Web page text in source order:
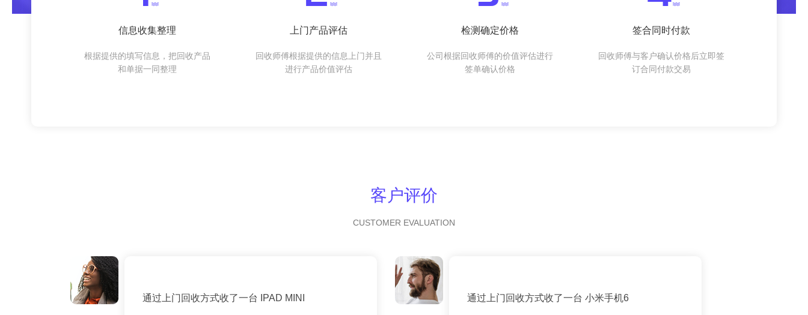
信息收集整理
根据提供的填写信息，把回收产品
和单据一同整理
上门产品评估
回收师傅根据提供的信息上门并且
进行产品价值评估
检测确定价格
公司根据回收师傅的价值评估进行
签单确认价格
签合同时付款
回收师傅与客户确认价格后立即签
订合同付款交易
客户评价
CUSTOMER EVALUATION
通过上门回收方式收了一台 IPAD MINI 通过上门回收方式收了一台 小米手机6